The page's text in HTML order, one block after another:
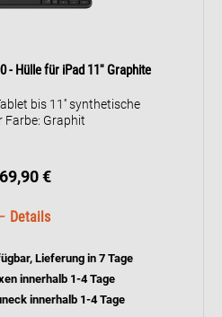
- Hülle für iPad 11'' Graphite
bis 11'' synthetische
Farbe: Graphit
€
Details
Lieferung in 7 Tage
innerhalb 1-4 Tage
innerhalb 1-4 Tage